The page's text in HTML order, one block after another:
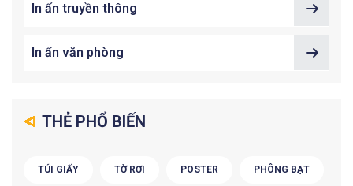
In ấn truyền thông
In ấn văn phòng
THẺ PHỔ BIẾN
TÚI GIẤY TỜ RƠI POSTER PHÔNG BẠT